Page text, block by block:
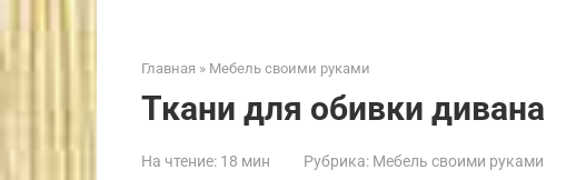
Главная » Мебель своими руками
Ткани для обивки дивана
На чтение: 18 мин Рубрика: Мебель своими руками